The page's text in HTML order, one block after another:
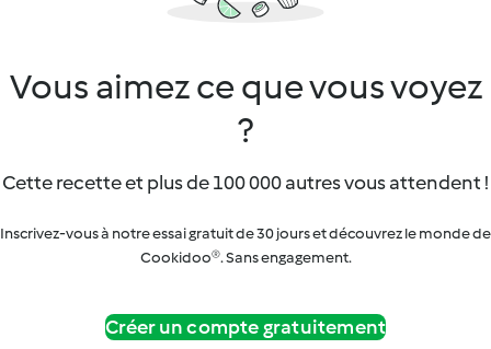
Vous aimez ce que vous voyez
?
Cette recette et plus de 100 000 autres vous attendent !
Inscrivez-vous à notre essai gratuit de 30 jours et découvrez le monde de
Cookidoo®. Sans engagement.
Créer un compte gratuitement